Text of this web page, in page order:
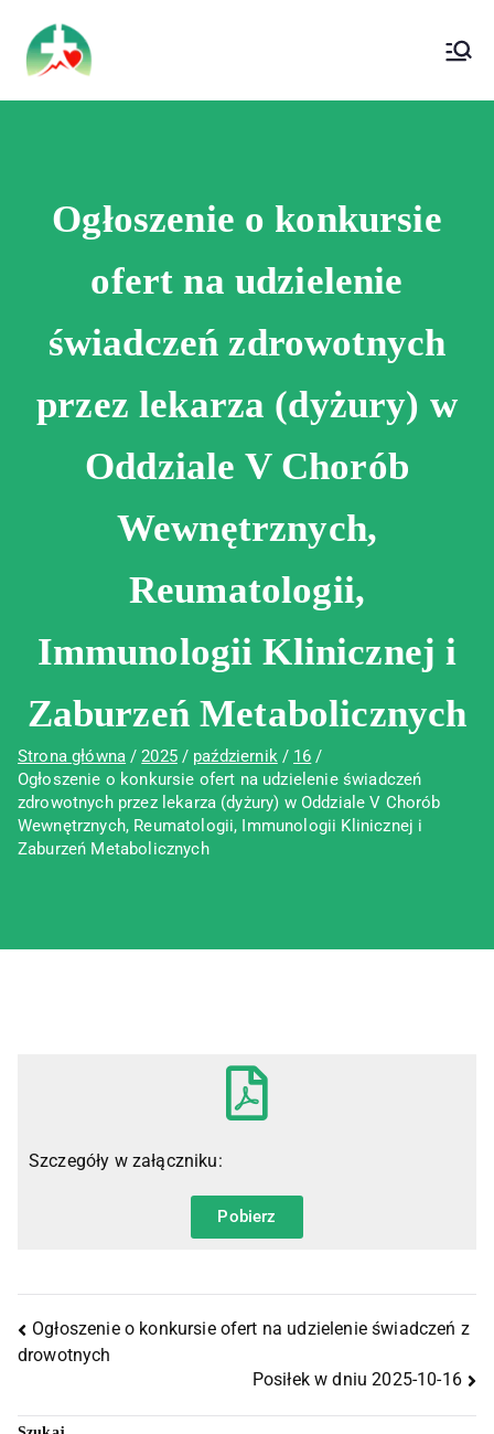
Wojewódzki Szpital Specjalistyczny im.
Św. Rafała w Czerwonej Górze
Ogłoszenie o konkursie
ofert na udzielenie
świadczeń zdrowotnych
przez lekarza (dyżury) w
Oddziale V Chorób
Wewnętrznych,
Reumatologii,
Immunologii Klinicznej i
Zaburzeń Metabolicznych
Strona główna 2025 październik
16
Ogłoszenie o konkursie ofert na udzielenie świadczeń
zdrowotnych przez lekarza (dyżury) w Oddziale V Chorób
Wewnętrznych, Reumatologii, Immunologii Klinicznej i
Zaburzeń Metabolicznych
Szczegóły w załączniku:
Pobierz
Ogłoszenie o konkursie ofert na udzielenie świadczeń z
drowotnych
Posiłek w dniu 2025-10-16